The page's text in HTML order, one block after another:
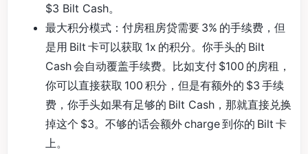
$3 Bilt Cash。
最大积分模式：付房租房贷需要 3% 的手续费，但
是用 Bilt 卡可以获取 1x 的积分。你手头的 Bilt
Cash 会自动覆盖手续费。比如支付 $100 的房租，
你可以直接获取 100 积分，但是有额外的 $3 手续
费，你手头如果有足够的 Bilt Cash，那就直接兑换
掉这个 $3。不够的话会额外 charge 到你的 Bilt 卡
上。